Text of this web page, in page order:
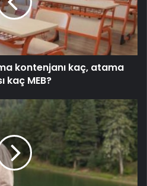
kontenjanı kaç, atama
kaç MEB?